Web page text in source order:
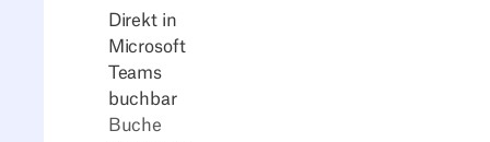
Direkt in
Microsoft
Teams
buchbar
Buche